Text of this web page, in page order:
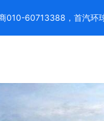
010-60713388，首汽环